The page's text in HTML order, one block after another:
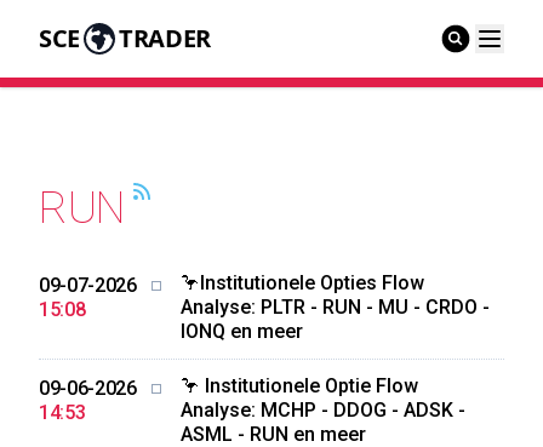
SCE TRADER
RUN
09-07-2026
15:08
🦩Institutionele Opties Flow
Analyse: PLTR - RUN - MU - CRDO -
IONQ en meer
09-06-2026
14:53
🦩 Institutionele Optie Flow
Analyse: MCHP - DDOG - ADSK -
ASML - RUN en meer